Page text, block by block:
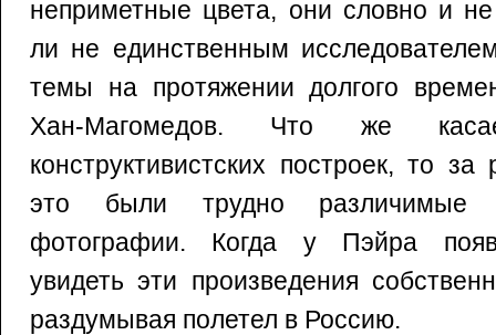
неприметные цвета, они словно и
ли не единственным исследователем
темы на протяжении долгого
Хан-Магомедов. Что же
конструктивистских построек, то
это были трудно различимые
фотографии. Когда у Пэйра
увидеть эти произведения
раздумывая полетел в Россию.